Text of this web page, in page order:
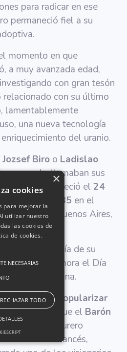
para radicar en ese
permaneció fiel a su
momento en que
a muy avanzada edad,
con gran tesón
con su último
lamentablemente
una nueva tecnología
del uranio.
Biro o Ladislao
, como lo llamaban sus
argentinos, falleció el 24
de 1.985 en el
Alemán de Buenos Aires,
años.
septiembre, día de su
se conmemora el Día
en Argentina.
que logró
popularizar
bolígrafo
fue el Barón
, un aventurero
francés,
×
cookies
para mejorar la
utilizar nuestro
las cookies de
de cookies.
NECESARIAS
RECHAZAR TODO